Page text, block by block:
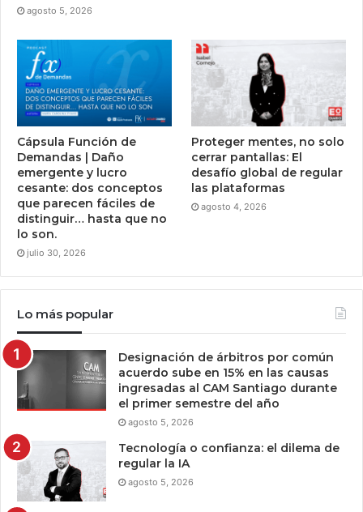
agosto 5, 2026
Cápsula Función de
Demandas | Daño
emergente y lucro
cesante: dos conceptos
que parecen fáciles de
distinguir… hasta que no
lo son.
julio 30, 2026
Proteger mentes, no solo
cerrar pantallas: El
desafío global de regular
las plataformas
agosto 4, 2026
Lo más popular
Designación de árbitros por común
acuerdo sube en 15% en las causas
ingresadas al CAM Santiago durante
el primer semestre del año
agosto 5, 2026
Tecnología o confianza: el dilema de
regular la IA
agosto 5, 2026